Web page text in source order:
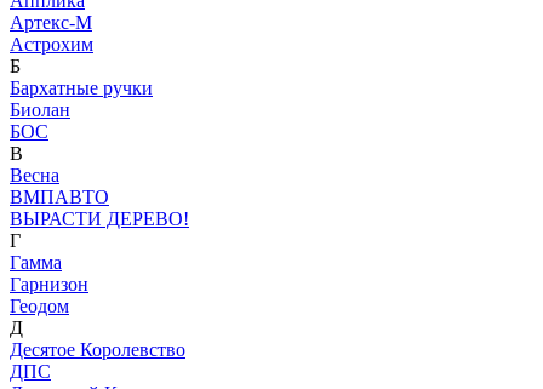
Артекс-М
Астрохим
Б
Бархатные ручки
Биолан
БОС
В
Весна
ВМПАВТО
ВЫРАСТИ ДЕРЕВО!
Г
Гамма
Гарнизон
Геодом
Д
Десятое Королевство
ДПС